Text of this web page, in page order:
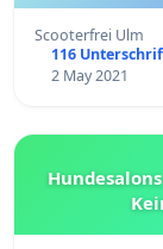
Scooterfrei Ulm
116
2 May 2021